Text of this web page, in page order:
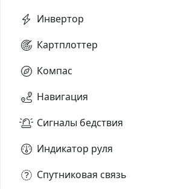
Инвертор
Картплоттер
Компас
Навигация
Сигналы бедствия
Индикатор руля
Спутниковая связь